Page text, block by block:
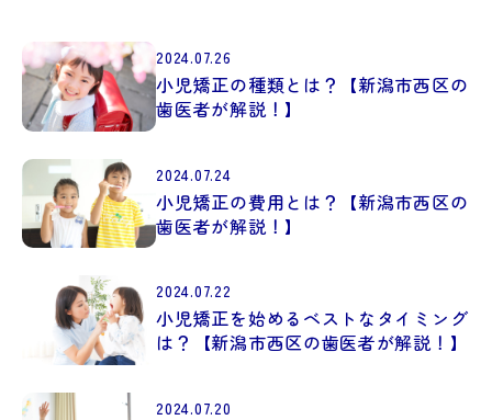
2024.07.26
小児矯正の種類とは？【新潟市西区の
歯医者が解説！】
2024.07.24
小児矯正の費用とは？【新潟市西区の
歯医者が解説！】
2024.07.22
小児矯正を始めるベストなタイミング
は？【新潟市西区の歯医者が解説！】
2024.07.20